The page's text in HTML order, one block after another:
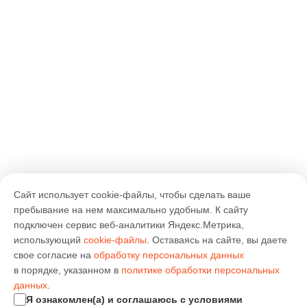
Сайт использует cookie-файлы, чтобы сделать ваше
пребывание на нем максимально удобным. К cайту
подключен сервис веб-аналитики Яндекс.Метрика,
использующий cookie-файлы . Оставаясь на сайте, вы даете
свое согласие на обработку персональных данных
в порядке, указанном в политике обработки персональных
данных
Я ознакомлен(а) и соглашаюсь с условиями